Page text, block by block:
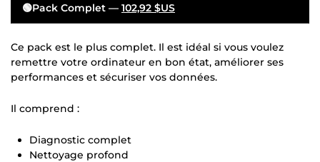
🟢Pack Complet — 102,92 $US
Ce pack est le plus complet. Il est idéal si vous voulez
remettre votre ordinateur en bon état, améliorer ses
performances et sécuriser vos données.
Il comprend :
Diagnostic complet
Nettoyage profond